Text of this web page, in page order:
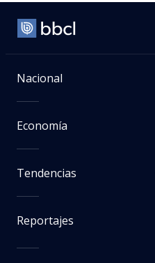
Nacional
Economía
Tendencias
Reportajes